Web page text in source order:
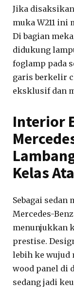
Jika
muka W211 ini
Di bagian
didukung
foglamp pada
garis berkelir
eksklusif dan
Interior
Kelas
Sebagai
Mercedes-
menunjukkan
prestise.
lebih ke wujud
wood panel di
sedang jadi